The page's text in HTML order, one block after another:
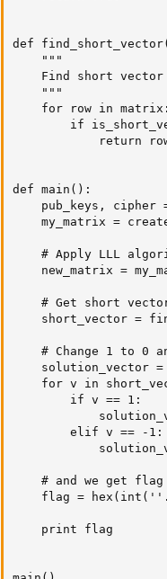
def
    """
Find short
    """
    for row in matrix:
if
return
def main():
pub_keys, cipher
my_matrix =
# Apply LLL
new_matrix =
# Get short
short_vector =
# Change 1 to 0
solution_vector =
for v in
        if v == 1:
        elif v == -1:
    # and we get flag
flag =
    print flag